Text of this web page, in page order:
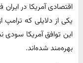
اقتصادی آمریکا در
یکی از دلایلی که
این توافق آمریکا سودی
بهره‌مند شده‌اند.